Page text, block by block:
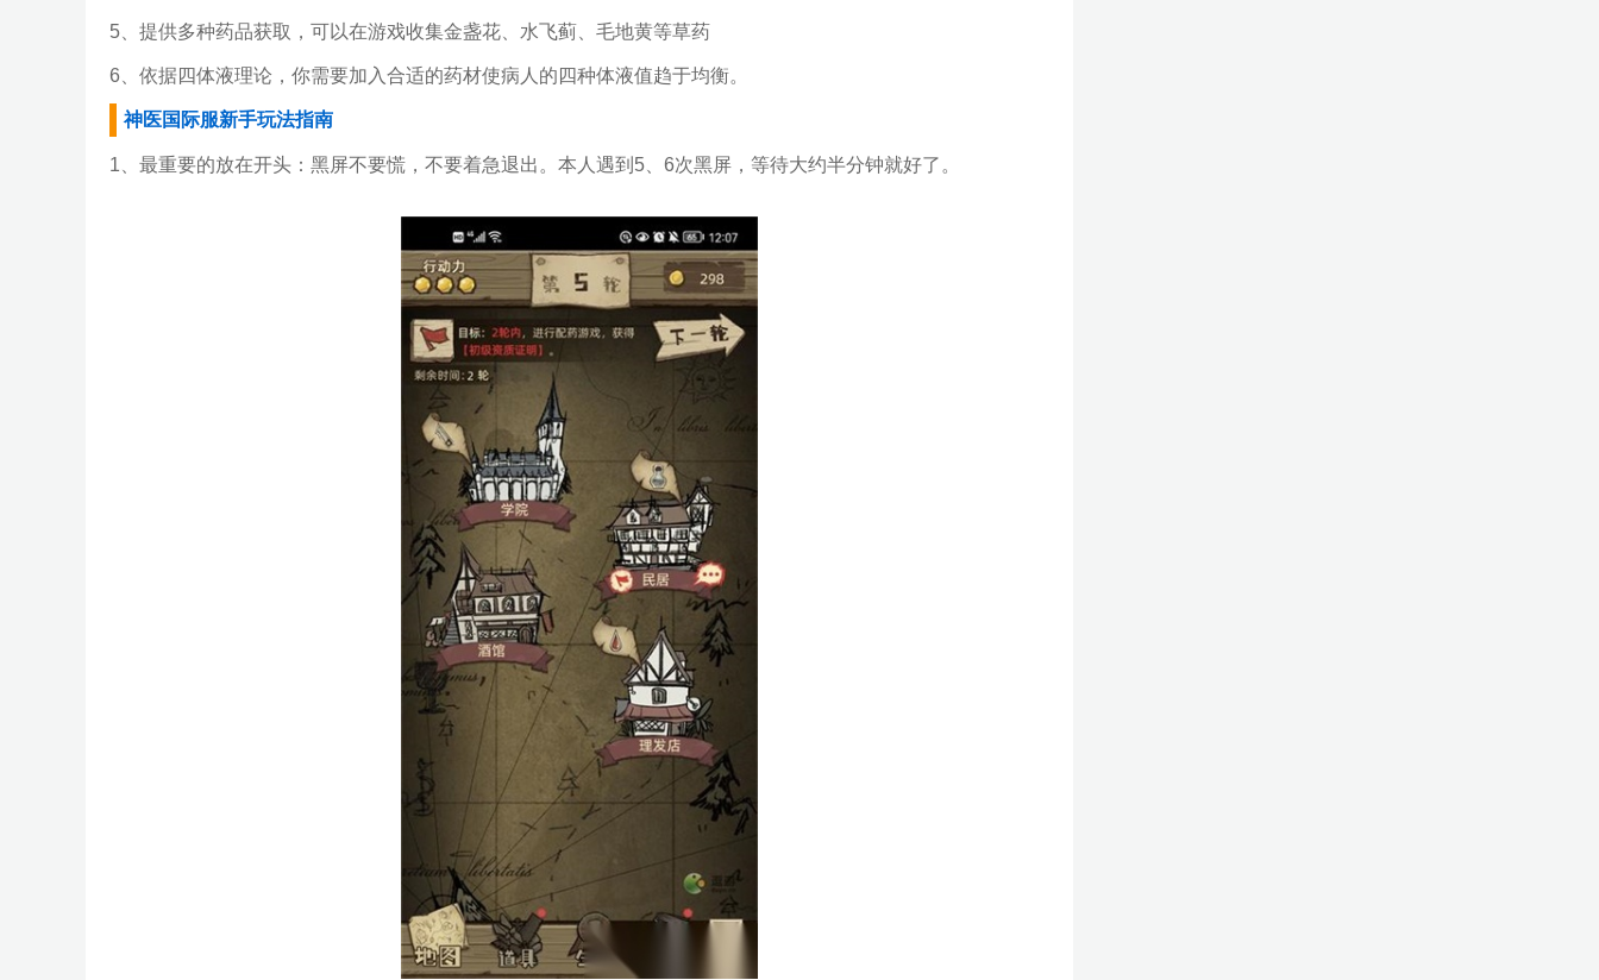
5、提供多种药品获取，可以在游戏收集金盏花、水飞蓟、毛地黄等草药
6、依据四体液理论，你需要加入合适的药材使病人的四种体液值趋于均衡。
神医国际服新手玩法指南
1、最重要的放在开头：黑屏不要慌，不要着急退出。本人遇到5、6次黑屏，等待大约半分钟就好了。